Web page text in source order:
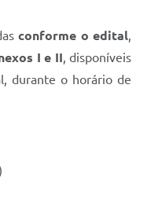
conforme o edital,
I e II, disponíveis
durante o horário de